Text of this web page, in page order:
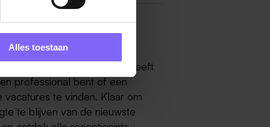
Alles toestaan
Banenrijklimburg heeft
professional bent of een
te vinden. Klaar om
te blijven van de nieuwste